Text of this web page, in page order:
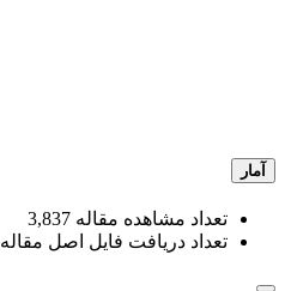
آمار
تعداد مشاهده مقاله 3,837
تعداد دریافت فایل اصل مقاله